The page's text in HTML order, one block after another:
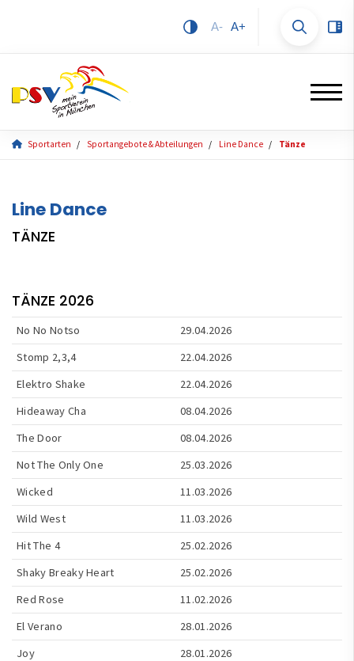
A- A+
Sportarten Sportangebote & Abteilungen Line Dance Tänze
Line Dance
TÄNZE
TÄNZE 2026
No No Notso
29.04.2026
Stomp 2,3,4
22.04.2026
Elektro Shake
22.04.2026
Hideaway Cha
08.04.2026
The Door
08.04.2026
Not The Only One
25.03.2026
Wicked
11.03.2026
Wild West
11.03.2026
Hit The 4
25.02.2026
Shaky Breaky Heart
25.02.2026
Red Rose
11.02.2026
El Verano
28.01.2026
Joy
28.01.2026